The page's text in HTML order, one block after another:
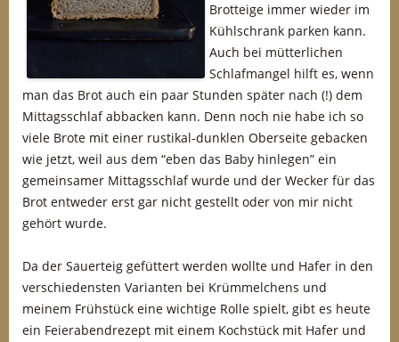
Brotteige immer wieder im
Kühlschrank parken kann.
Auch bei mütterlichen
Schlafmangel hilft es, wenn
man das Brot auch ein paar Stunden später nach (!) dem
Mittagsschlaf abbacken kann. Denn noch nie habe ich so
viele Brote mit einer rustikal-dunklen Oberseite gebacken
wie jetzt, weil aus dem “eben das Baby hinlegen” ein
gemeinsamer Mittagsschlaf wurde und der Wecker für das
Brot entweder erst gar nicht gestellt oder von mir nicht
gehört wurde.
Da der Sauerteig gefüttert werden wollte und Hafer in den
verschiedensten Varianten bei Krümmelchens und
meinem Frühstück eine wichtige Rolle spielt, gibt es heute
ein Feierabendrezept mit einem Kochstück mit Hafer und